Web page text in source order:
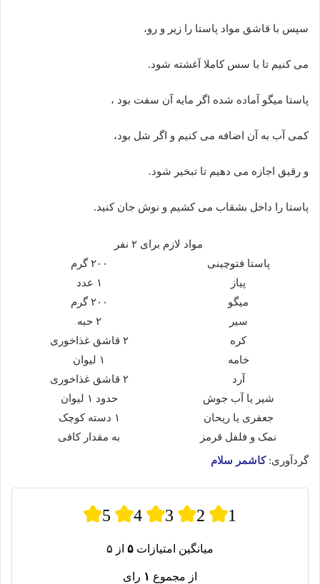
سپس با قاشق مواد پاستا را زیر و رو،
می کنیم تا با سس کاملا آغشته شود.
پاستا میگو آماده شده اگر مایه آن سفت بود ،
کمی آب به آن اضافه می کنیم و اگر شل بود،
و رقیق اجازه می دهیم تا تبخیر شود.
پاستا را داخل بشقاب می کشیم و نوش جان کنید.
مواد لازم برای ۲ نفر
پاستا فتوچینی
۲۰۰ گرم
پیاز
۱ عدد
میگو
۲۰۰ گرم
سیر
۲ حبه
کره
۲ قاشق غذاخوری
خامه
۱ لیوان
آرد
۲ قاشق غذاخوری
شیر یا آب جوش
حدود ۱ لیوان
جعفری یا ریحان
۱ دسته کوچک
نمک و فلفل قرمز
به مقدار کافی
گردآوری:کاشمر سلام
5 4 3 2 1
میانگین امتیازات ۵ از ۵
از مجموع ۱ رای